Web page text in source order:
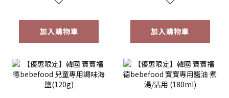
加入購物車 加入購物車